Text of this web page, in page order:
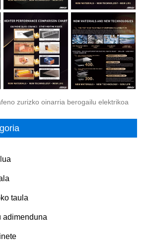
zurizko oinarria berogailu elektrikoa
taula
adimenduna